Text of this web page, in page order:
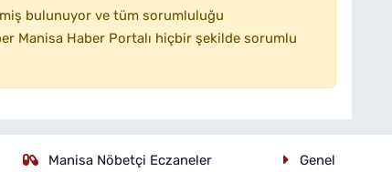
bulunuyor ve tüm sorumluluğu
Manisa Haber Portalı hiçbir şekilde sorumlu
Manisa Nöbetçi Eczaneler Genel